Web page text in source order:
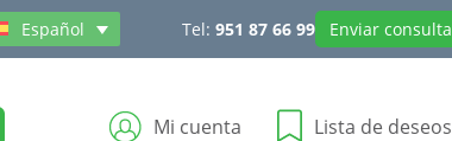
Español Tel: 951 87 66 99 Enviar consulta
Mi cuenta Lista de deseos